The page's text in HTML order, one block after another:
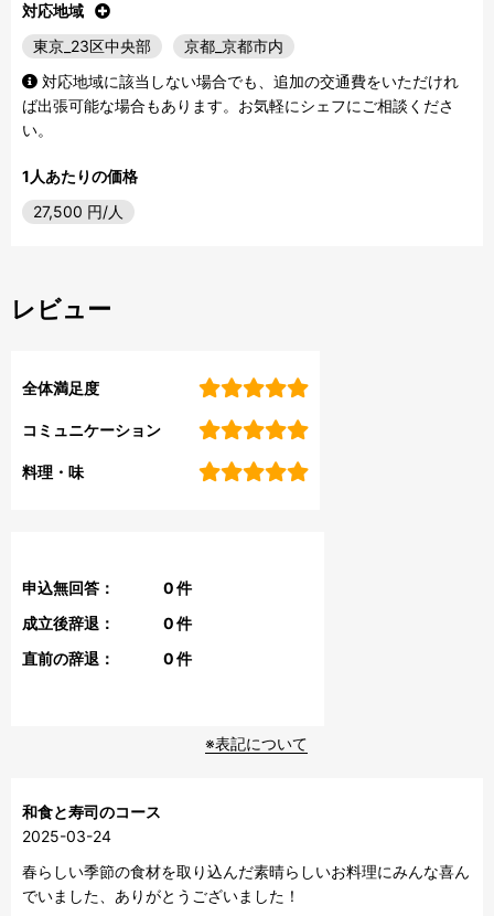
対応地域
東京_23区中央部
京都_京都市内
対応地域に該当しない場合でも、追加の交通費をいただけれ
ば出張可能な場合もあります。お気軽にシェフにご相談くださ
い。
1人あたりの価格
27,500 円/人
レビュー
全体満足度
コミュニケーション
料理・味
申込無回答： 0件
成立後辞退：
0件
直前の辞退：
0件
※表記について
和食と寿司のコース
2025-03-24
春らしい季節の食材を取り込んだ素晴らしいお料理にみんな喜ん
でいました、ありがとうございました！